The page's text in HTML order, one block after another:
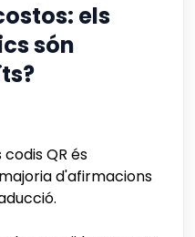
els
són
QR és
d'afirmacions